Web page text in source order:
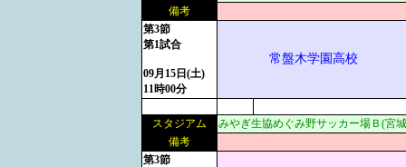
備考
第3節
第1試合
09月15日(土)
11時00分
常盤木学園高校
スタジアム
みやぎ生協めぐみ野サッカー場Ｂ(宮
備考
第3節